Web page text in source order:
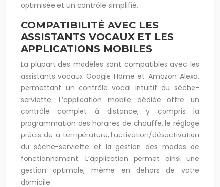
optimisée et un contrôle simplifié.
COMPATIBILITÉ AVEC LES
ASSISTANTS VOCAUX ET LES
APPLICATIONS MOBILES
La plupart des modèles sont compatibles avec les
assistants vocaux Google Home et Amazon Alexa,
permettant un contrôle vocal intuitif du sèche-
serviette. L’application mobile dédiée offre un
contrôle complet à distance, y compris la
programmation des horaires de chauffe, le réglage
précis de la température, l’activation/désactivation
du sèche-serviette et la gestion des modes de
fonctionnement. L’application permet ainsi une
gestion optimale, même en dehors de votre
domicile.